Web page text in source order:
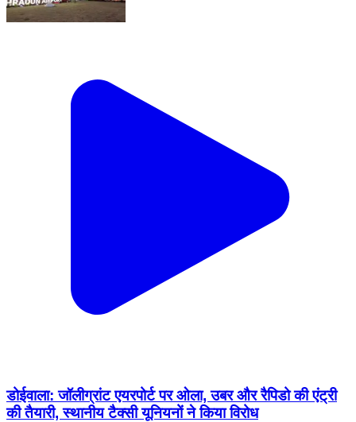
डोईवाला: जॉलीग्रांट एयरपोर्ट पर ओला, उबर और रैपिडो की एंट्री
की तैयारी, स्थानीय टैक्सी यूनियनों ने किया विरोध